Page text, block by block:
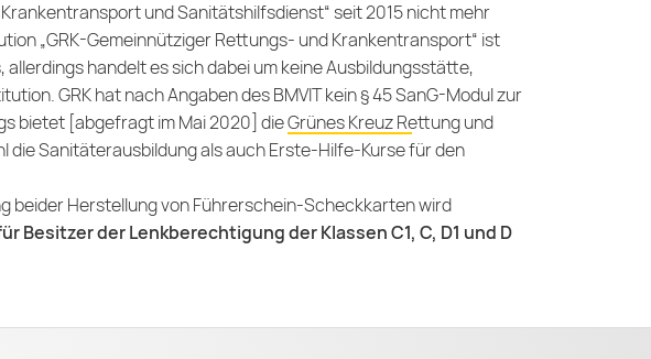
und Sanitätshilfsdienst“ seit 2015 nicht mehr
„GRK-Gemeinnütziger Rettungs- und Krankentransport“ ist
handelt es sich dabei um keine Ausbildungsstätte,
GRK hat nach Angaben des BMVIT kein § 45 SanG-Modul zur
bietet [abgefragt im Mai 2020] dieGrünes Kreuz Rettung und
die Sanitäterausbildung als auch Erste-Hilfe-Kurse für den
beider Herstellung von Führerschein-Scheckkarten wird
Besitzer der Lenkberechtigung der Klassen C1, C, D1 und D